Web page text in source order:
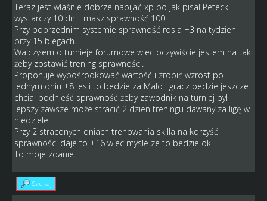
Teraz jest właśnie dobrze nabijać xp bo jak pisal Petecki
wystarczy 10 dni i masz sprawność 100.
Przy poprzednim systemie sprawność rosla +3 na tydzien
przy 15 biegach.
Walczyłem o turnieje forumowe wiec oczywiście jestem na tak
żeby zostawić trening sprawności.
Proponuje wypośrodkować wartość i zrobić wzrost po
jednym dniu +8 jesli to bedzie za Malo i gracz bedzie jeszcze
chcial podnieść sprawność żeby zawodnik na turniej byl
lepszy zawsze może stracić 2 dzien treningu dawany za ligę w
niedziele.
Przy 2 straconych dniach trenowania skilla na korzyść
sprawności daje to +16 wiec mysle ze to bedzie ok.
To moje zdanie.
Szukaj